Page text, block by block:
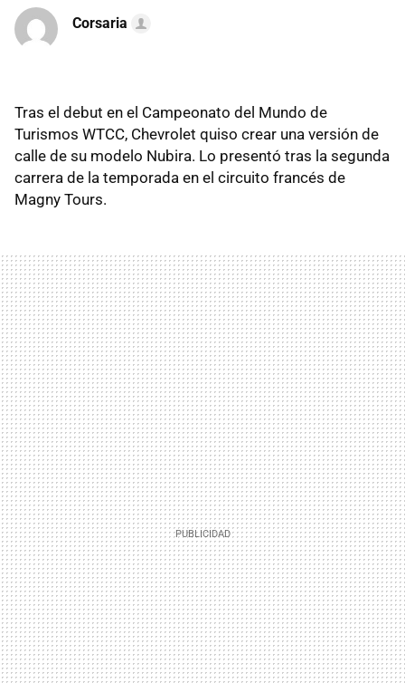
Corsaria
Tras el debut en el Campeonato del Mundo de
Turismos WTCC, Chevrolet quiso crear una versión de
calle de su modelo Nubira. Lo presentó tras la segunda
carrera de la temporada en el circuito francés de
Magny Tours.